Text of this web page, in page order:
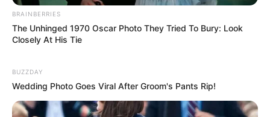
BRAINBERRIES
The Unhinged 1970 Oscar Photo They Tried To Bury: Look
Closely At His Tie
BUZZDAY
Wedding Photo Goes Viral After Groom's Pants Rip!